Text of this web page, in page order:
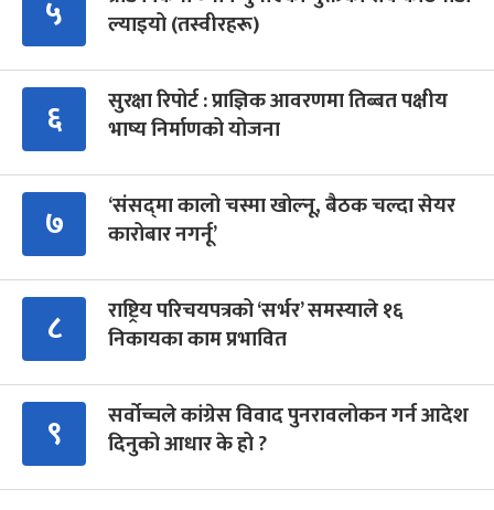
५
ल्याइयो (तस्वीरहरू)
६
सुरक्षा रिपोर्ट : प्राज्ञिक आवरणमा तिब्बत पक्षीय
भाष्य निर्माणको योजना
७
‘संसद्‍मा कालो चस्मा खोल्नू, बैठक चल्दा सेयर
कारोबार नगर्नू’
८
राष्ट्रिय परिचयपत्रको ‘सर्भर’ समस्याले १६
निकायका काम प्रभावित
९
सर्वोच्चले कांग्रेस विवाद पुनरावलोकन गर्न आदेश
दिनुको आधार के हो ?